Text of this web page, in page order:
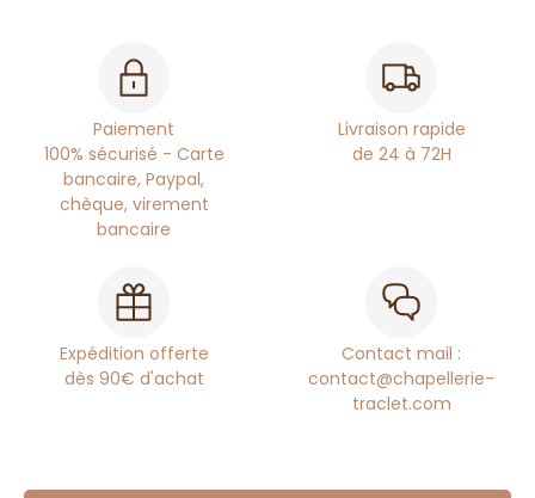
Paiement
100% sécurisé - Carte
bancaire, Paypal,
chèque, virement
bancaire
Livraison rapide
de 24 à 72H
Expédition offerte
dès 90€ d'achat
Contact mail :
contact@chapellerie-
traclet.com